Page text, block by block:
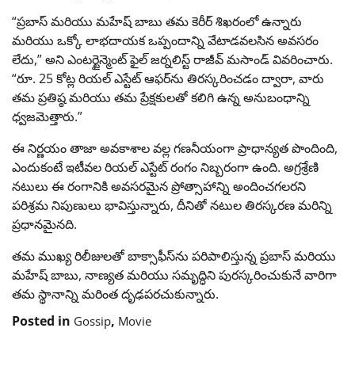
“ప్రబాస్ మరియు మహేష్ బాబు తమ కెరీర్ శిఖరంలో ఉన్నారు
మరియు ఒక్కో లాభదాయక ఒప్పందాన్ని వేటాడవలసిన అవసరం
లేదు,” అని ఎంటర్టైన్మెంట్ ఫైల్ జర్నలిస్ట్ రాజీవ్ మసాండ్ వివరించారు.
“రూ. 25 కోట్ల రియల్ ఎస్టేట్ ఆఫర్‌ను తిరస్కరించడం ద్వారా, వారు
తమ ప్రతిష్ఠ మరియు తమ ప్రేక్షకులతో కలిగి ఉన్న అనుబంధాన్ని
ధ్వజమెత్తారు.”
ఈ నిర్ణయం తాజా అవకాశాల వల్ల గణనీయంగా ప్రాధాన్యత పొందింది,
ఎందుకంటే ఇటీవల రియల్ ఎస్టేట్ రంగం నిబ్బరంగా ఉంది. అగ్రశ్రేణి
నటులు ఈ రంగానికి అవసరమైన ప్రోత్సాహాన్ని అందించగలరని
పరిశ్రమ నిపుణులు భావిస్తున్నారు, దీనితో నటుల తిరస్కరణ మరిన్ని
ప్రధానమైనది.
తమ ముఖ్య రిలీజులతో బాక్సాఫీస్‌ను పరిపాలిస్తున్న ప్రబాస్ మరియు
మహేష్ బాబు, నాణ్యత మరియు సమృద్ధిని పురస్కరించుకునే వారిగా
తమ స్థానాన్ని మరింత దృఢపరచుకున్నారు.
Posted in Gossip, Movie